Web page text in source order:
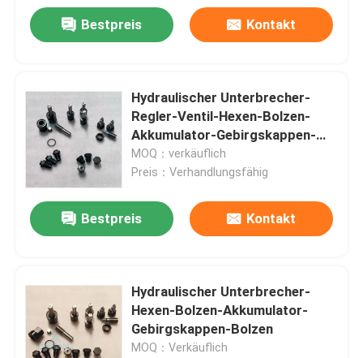
Bestpreis Kontakt
Hydraulischer Unterbrecher-
Regler-Ventil-Hexen-Bolzen-
Akkumulator-Gebirgskappen-
Bolzen
MOQ：verkäuflich
Preis：Verhandlungsfähig
Bestpreis Kontakt
Hydraulischer Unterbrecher-
Hexen-Bolzen-Akkumulator-
Gebirgskappen-Bolzen
MOQ：Verkäuflich